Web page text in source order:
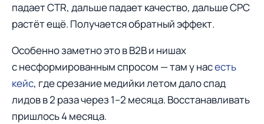
падает CTR, дальше падает качество, дальше CPC
растёт ещё. Получается обратный эффект.
Особенно заметно это в B2B и нишах
с несформированным спросом — там у насесть
кейс, где срезание медийки летом дало спад
лидов в 2 раза через 1–2 месяца. Восстанавливать
пришлось 4 месяца.